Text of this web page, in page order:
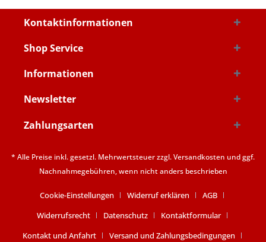
Kontaktinformationen
Shop Service
Informationen
Newsletter
Zahlungsarten
* Alle Preise inkl. gesetzl. Mehrwertsteuer zzgl.Versandkosten und ggf.
Nachnahmegebühren, wenn nicht anders beschrieben
Cookie-Einstellungen Widerruf erklären
AGB
Widerrufsrecht
Datenschutz
Kontaktformular
Kontakt und Anfahrt
Versand und Zahlungsbedingungen